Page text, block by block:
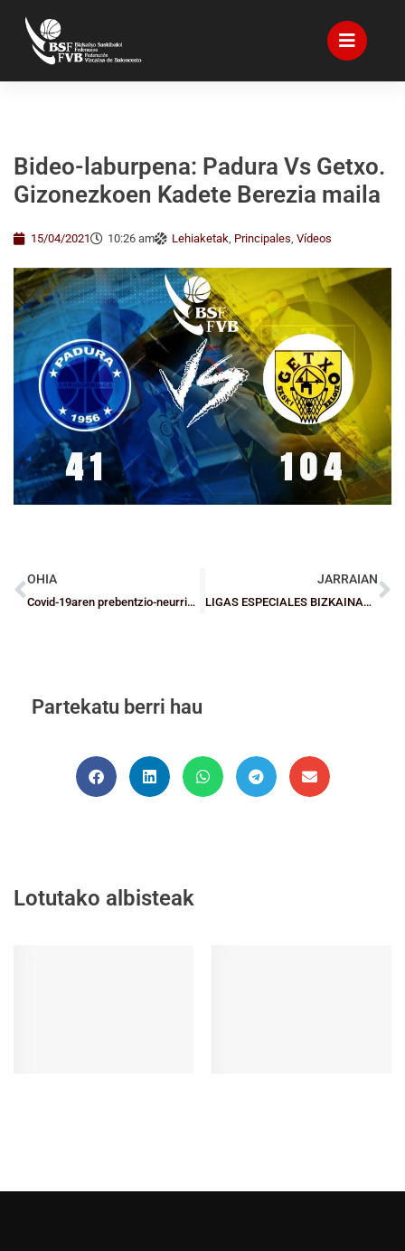
Bideo-laburpena: Padura Vs Getxo.
Gizonezkoen Kadete Berezia maila
15/04/2021 10:26 am Lehiaketak, Principales, Vídeos
OHIA
Covid-19aren prebentzio-neurriak eguneratzea, kirolari dagokionez
JARRAIAN
LIGAS ESPECIALES BIZKAINAS: El Getxo cierra su pase a los cruces de LV en la penúltima jornada
Partekatu berri hau
Lotutako albisteak